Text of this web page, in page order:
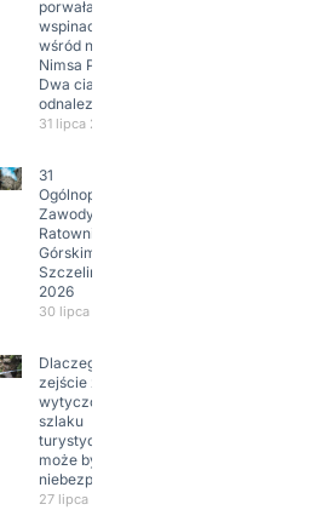
porwała 10
wspinaczy,
wśród nich
Nimsa Purję.
Dwa ciała
odnalezione.
31 lipca 2026
31
Ogólnopolskie
Zawody w
Ratownictwie
Górskim –
Szczeliniec
2026
30 lipca 2026
Dlaczego
zejście z
wytyczonego
szlaku
turystycznego
może być
niebezpieczne?
27 lipca 2026